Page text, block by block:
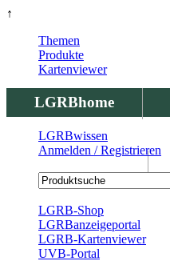
↑
LGRBhome
LGRBbohrungen
Themen
Produkte
Kartenviewer
LGRBwissen
Anmelden / Registrieren
LGRB-Shop
LGRBanzeigeportal
LGRB-Kartenviewer
UVB-Portal